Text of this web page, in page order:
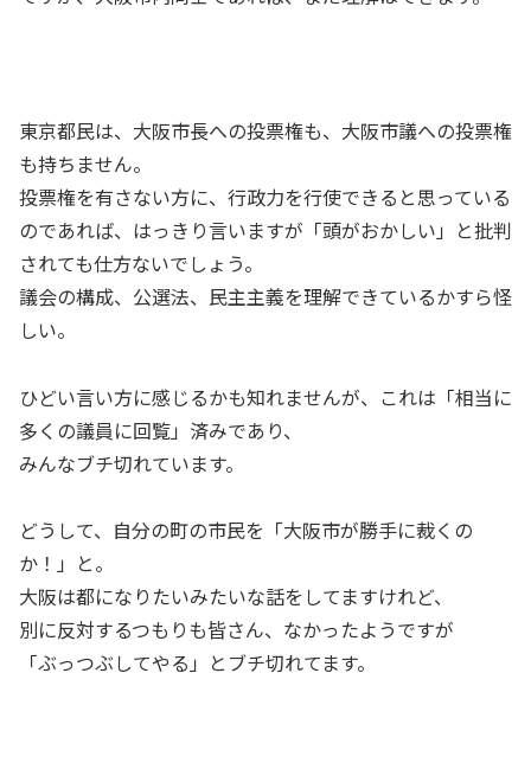
東京都民は、大阪市長への投票権も、大阪市議への投票権
も持ちません。
投票権を有さない方に、行政力を行使できると思っている
のであれば、はっきり言いますが「頭がおかしい」と批判
されても仕方ないでしょう。
議会の構成、公選法、民主主義を理解できているかすら怪
しい。
ひどい言い方に感じるかも知れませんが、これは「相当に
多くの議員に回覧」済みであり、
みんなブチ切れています。
どうして、自分の町の市民を「大阪市が勝手に裁くの
か！」と。
大阪は都になりたいみたいな話をしてますけれど、
別に反対するつもりも皆さん、なかったようですが
「ぶっつぶしてやる」とブチ切れてます。